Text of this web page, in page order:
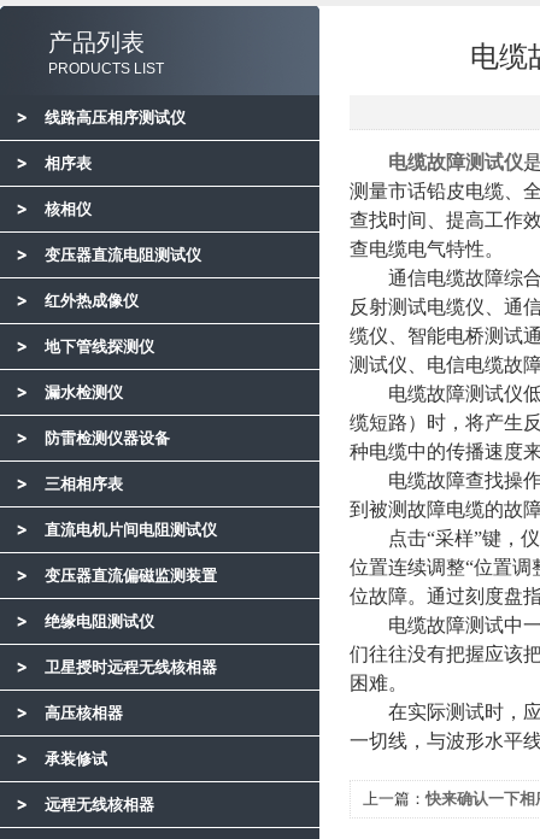
产品列表
PRODUCTS LIST
线路高压相序测试仪
相序表
核相仪
变压器直流电阻测试仪
红外热成像仪
地下管线探测仪
漏水检测仪
防雷检测仪器设备
三相相序表
直流电机片间电阻测试仪
变压器直流偏磁监测装置
绝缘电阻测试仪
卫星授时远程无线核相器
高压核相器
承装修试
远程无线核相器
电缆
电缆故障测试仪
测量市话铅皮电缆、
查找时间、提高工作
查电缆电气特性。
通信电缆故障综合
反射测试电缆仪、通
缆仪、智能电桥测试
测试仪、电信电缆故
电缆故障测试仪低
缆短路）时，将产生
种电缆中的传播速度
电缆故障查找操作
到被测故障电缆的故
点击“采样”键，仪
位置连续调整“位置调
位故障。通过刻度盘
电缆故障测试中一
们往往没有把握应该
困难。
在实际测试时，应
一切线，与波形水平
上一篇：快来确认一下